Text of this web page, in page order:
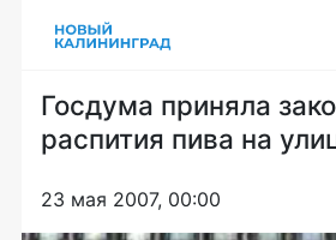
Госдума приняла
распития пива на
23 мая 2007, 00:00